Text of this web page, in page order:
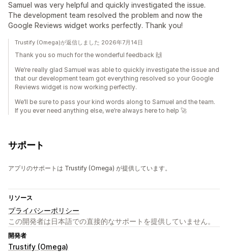
Samuel was very helpful and quickly investigated the issue.
The development team resolved the problem and now the
Google Reviews widget works perfectly. Thank you!
Trustify (Omega)が返信しました 2026年7月14日
Thank you so much for the wonderful feedback 🙌
We’re really glad Samuel was able to quickly investigate the issue and
that our development team got everything resolved so your Google
Reviews widget is now working perfectly.
We’ll be sure to pass your kind words along to Samuel and the team.
If you ever need anything else, we’re always here to help 🚀
サポート
アプリのサポートは Trustify (Omega) が提供しています。
リソース
プライバシーポリシー
この開発者は日本語での直接的なサポートを提供していません。
開発者
Trustify (Omega)